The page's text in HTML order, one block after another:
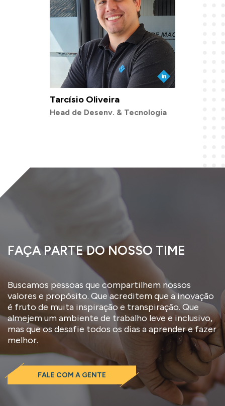
Tarcísio Oliveira
Head de Desenv. & Tecnologia
FAÇA PARTE DO NOSSO TIME
Buscamos pessoas que compartilhem nossos
valores e propósito. Que acreditem que a inovação
é fruto de muita inspiração e transpiração. Que
almejem um ambiente de trabalho leve e inclusivo,
mas que os desafie todos os dias a aprender e fazer
melhor.
FALE COM A GENTE